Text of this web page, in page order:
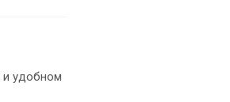
и удобном